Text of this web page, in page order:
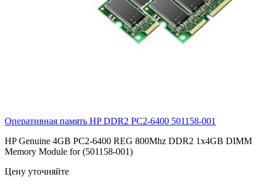
Оперативная память HP DDR2 PC2-6400 501158-001
HP Genuine 4GB PC2-6400 REG 800Mhz DDR2 1x4GB DIMM
Memory Module for (501158-001)
Цену уточняйте